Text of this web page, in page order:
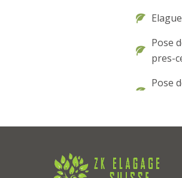
Pose
pres-
Pose